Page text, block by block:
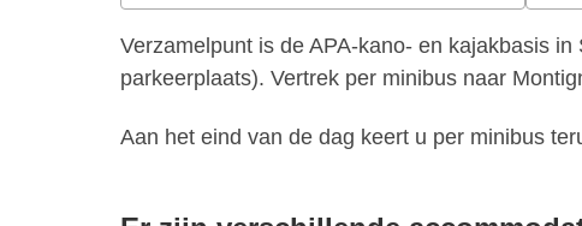
Verzamelpunt is de APA-kano- en kajakbasis
parkeerplaats). Vertrek per minibus naar
Aan het eind van de dag keert u per minibus